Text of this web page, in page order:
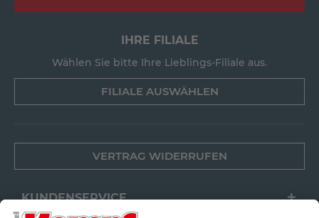
IHRE FILIALE
Wählen Sie bitte Ihre Lieblings-Filiale aus.
FILIALE AUSWÄHLEN
VERTRAG WIDERRUFEN
KUNDENSERVICE